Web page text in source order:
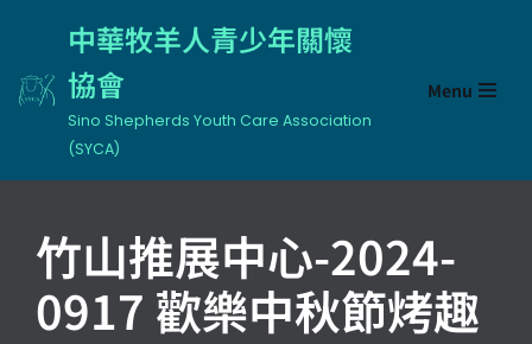
to
content
中華牧羊人青少年關懷
協會
Sino Shepherds Youth Care Association
(SYCA)
Menu
竹山推展中心-2024-
0917 歡樂中秋節烤趣